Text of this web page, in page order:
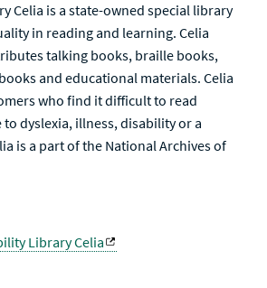
Celia is a state-owned special library
in reading and learning. Celia
talking books, braille books,
and educational materials. Celia
who find it difficult to read
dyslexia, illness, disability or a
is a part of the National Archives of
Library Celia